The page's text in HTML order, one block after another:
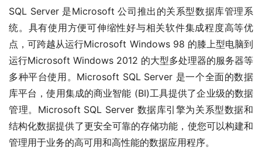
SQL Server 是Microsoft 公司推出的关系型数据库管理系
统。具有使用方便可伸缩性好与相关软件集成程度高等优
点，可跨越从运行Microsoft Windows 98 的膝上型电脑到
运行Microsoft Windows 2012 的大型多处理器的服务器等
多种平台使用。Microsoft SQL Server 是一个全面的数据
库平台，使用集成的商业智能 (BI)工具提供了企业级的数据
管理。Microsoft SQL Server 数据库引擎为关系型数据和
结构化数据提供了更安全可靠的存储功能，使您可以构建和
管理用于业务的高可用和高性能的数据应用程序。